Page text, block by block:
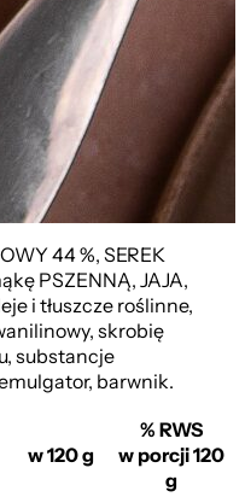
44 %, SEREK
PSZENNĄ, JAJA,
i tłuszcze roślinne,
skrobię
substancje
barwnik.
w 120 g
% RWS
w porcji 120
g